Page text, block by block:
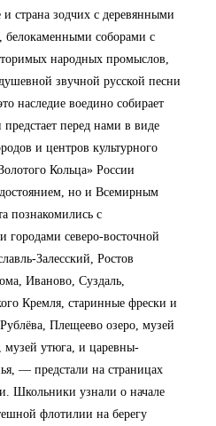
страна зодчих с деревянными
соборами с
народных промыслов,
звучной русской песни
наследие воедино собирает
перед нами в виде
и центров культурного
Кольца» России
но и Всемирным
познакомились с
северо-восточной
Залесский, Ростов
Иваново, Суздаль,
Кремля, старинные фрески и
Плещеево озеро, музей
музей утюга, и царевны-
— предстали на страницах
Школьники узнали о начале
флотилии на берегу